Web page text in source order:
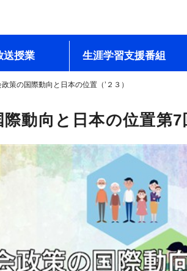
送授業 生涯学習支援番組
策の国際動向と日本の位置（’２３）
動向と日本の位置第7